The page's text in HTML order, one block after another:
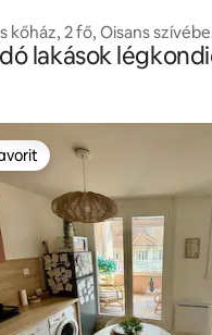
kőház, 2 fő, Oisans
lakások